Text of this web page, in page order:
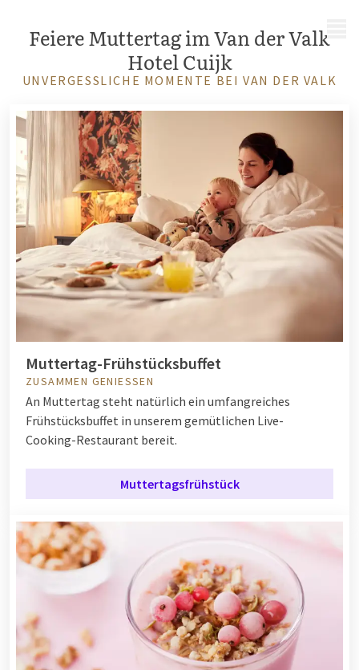
Feiere Muttertag im Van der Valk
Hotel Cuijk
UNVERGESSLICHE MOMENTE BEI VAN DER VALK
Muttertag-Frühstücksbuffet
ZUSAMMEN GENIESSEN
An Muttertag steht natürlich ein umfangreiches
Frühstücksbuffet in unserem gemütlichen Live-
Cooking-Restaurant bereit.
Muttertagsfrühstück